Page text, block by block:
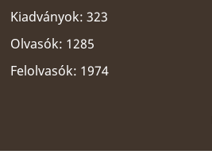
Kiadványok: 323
Olvasók: 1285
Felolvasók: 1974